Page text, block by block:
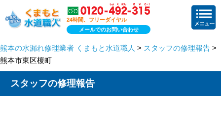
24時間、フリーダイヤル
メールでのお問い合わせ
熊本の水漏れ修理業者 くまもと水道職人 > スタッフの修理報告 >
熊本市東区榎町
スタッフの修理報告